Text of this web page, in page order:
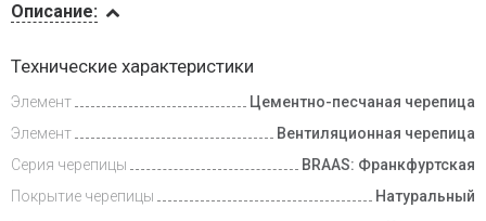
и оплата
Описание:
Технические характеристики
Элемент
Цементно-песчаная черепица
Элемент
Вентиляционная черепица
Серия черепицы
BRAAS: Франкфуртская
Покрытие черепицы
Натуральный